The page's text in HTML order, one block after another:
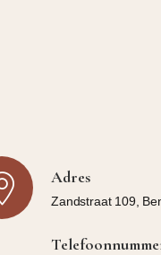
Adres
Zandstraat 109,